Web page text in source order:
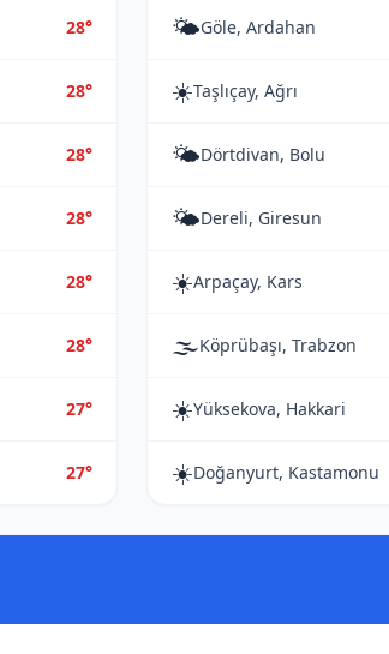
28°
28°
28°
28°
28°
28°
27°
27°
🌤️Göle, Ardahan
☀️Taşlıçay, Ağrı
🌤️Dörtdivan, Bolu
🌤️Dereli, Giresun
☀️Arpaçay, Kars
🌫️Köprübaşı, Trabzon
☀️Yüksekova, Hakkari
☀️Doğanyurt, Kastamonu